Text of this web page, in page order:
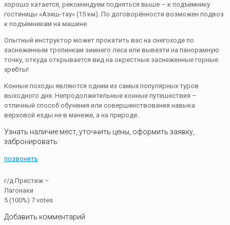
хорошо катается, рекомендуем подняться выше – к подъёмнику
гостиницы «Азиш-тау» (15 км). По договорённости возможен подвоз
к подъёмникам на машине.
Опытный инструктор может прокатить вас на снегоходе по
заснеженным тропинкам зимнего леса или вывезти на панорамную
точку, откуда открывается вид на окрестные заснеженные горные
хребты!
Конные походы являются одним из самых популярных туров
выходного дня. Непродолжительные конные путешествия –
отличный способ обучения или совершенствования навыка
верховой езды не в манеже, а на природе.
Узнать наличие мест, уточнить цены, оформить заявку,
забронировать:
позвонить
г/д Престиж –
Лагонаки
5 (100%) 7 votes
Добавить комментарий